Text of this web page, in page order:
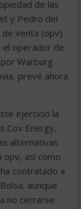
de las
y Pedro del
de venta (opv)
el operador de
Warburg
prevé ahora
ejercicio la
Cox Energy,
alternativas
opv, así como
contratado a
aunque
no cerrarse